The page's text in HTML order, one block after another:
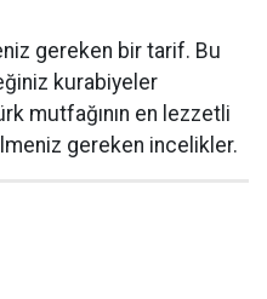
gereken bir tarif. Bu
kurabiyeler
mutfağının en lezzetli
gereken incelikler.